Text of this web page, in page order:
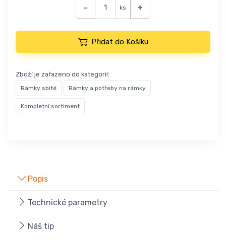
− ks +
Přidat do Košíku
Zboží je zařazeno do kategorií:
Rámky sbité Rámky a potřeby na rámky
Kompletní sortiment
Popis
Technické parametry
Náš tip